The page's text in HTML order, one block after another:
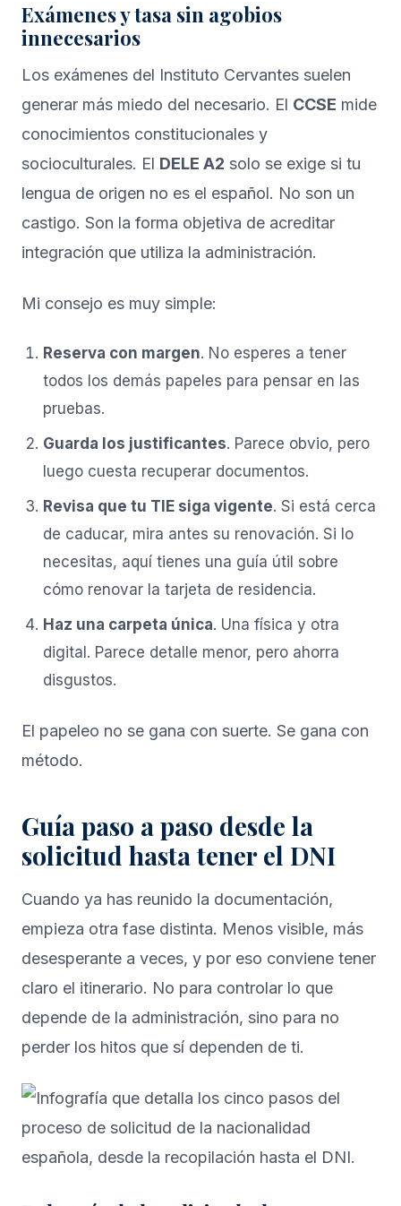
Exámenes y tasa sin agobios
innecesarios
Los exámenes del Instituto Cervantes suelen
generar más miedo del necesario. El CCSE mide
conocimientos constitucionales y
socioculturales. El DELE A2 solo se exige si tu
lengua de origen no es el español. No son un
castigo. Son la forma objetiva de acreditar
integración que utiliza la administración.
Mi consejo es muy simple:
Reserva con margen. No esperes a tener
todos los demás papeles para pensar en las
pruebas.
Guarda los justificantes. Parece obvio, pero
luego cuesta recuperar documentos.
Revisa que tu TIE siga vigente. Si está cerca
de caducar, mira antes su renovación. Si lo
necesitas, aquí tienes una guía útil sobre
cómo renovar la tarjeta de residencia.
Haz una carpeta única. Una física y otra
digital. Parece detalle menor, pero ahorra
disgustos.
El papeleo no se gana con suerte. Se gana con
método.
Guía paso a paso desde la
solicitud hasta tener el DNI
Cuando ya has reunido la documentación,
empieza otra fase distinta. Menos visible, más
desesperante a veces, y por eso conviene tener
claro el itinerario. No para controlar lo que
depende de la administración, sino para no
perder los hitos que sí dependen de ti.